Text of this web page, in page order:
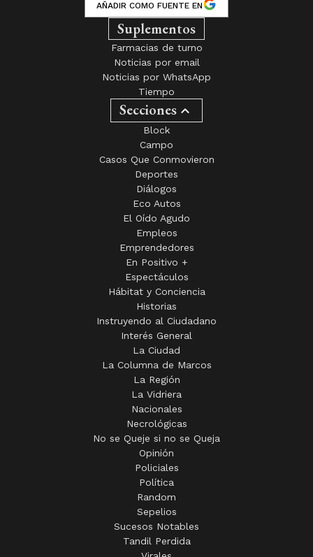
AÑADIR COMO FUENTE EN
Suplementos
Farmacias de turno
Noticias por email
Noticias por WhatsApp
Tiempo
Secciones
Block
Campo
Casos Que Conmovieron
Deportes
Diálogos
Eco Autos
El Oído Agudo
Empleos
Emprendedores
En Positivo +
Espectáculos
Hábitat y Conciencia
Historias
Instruyendo al Ciudadano
Interés General
La Ciudad
La Columna de Marcos
La Región
La Vidriera
Nacionales
Necrológicas
No se Queje si no se Queja
Opinión
Policiales
Política
Random
Sepelios
Sucesos Notables
Tandil Perdida